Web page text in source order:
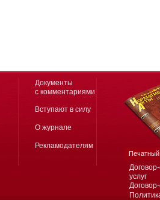
услуг
Документы
с комментариями
Вступают в силу
О журнале
Рекламодателям